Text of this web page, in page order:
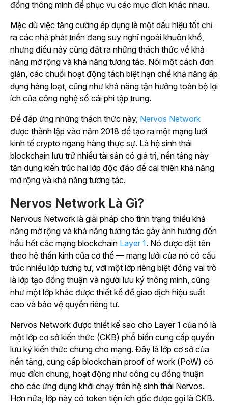
đồng thông minh để phục vụ các mục đích khác nhau.
Mặc dù việc tăng cường áp dụng là một dấu hiệu tốt chỉ
ra các nhà phát triển đang suy nghĩ ngoài khuôn khổ,
nhưng điều này cũng đặt ra những thách thức về khả
năng mở rộng và khả năng tương tác. Nói một cách đơn
giản, các chuỗi hoạt động tách biệt hạn chế khả năng áp
dụng hàng loạt, cũng như khả năng tận hưởng toàn bộ lợi
ích của công nghệ sổ cái phi tập trung.
Để đáp ứng những thách thức này, Nervos Network
được thành lập vào năm 2018 để tạo ra một mạng lưới
kinh tế crypto ngang hàng thực sự. Là hệ sinh thái
blockchain lưu trữ nhiều tài sản có giá trị, nền tảng này
tận dụng kiến trúc hai lớp độc đáo để cải thiện khả năng
mở rộng và khả năng tương tác.
Nervos Network Là Gì?
Nervous Network là giải pháp cho tình trạng thiếu khả
năng mở rộng và khả năng tương tác gây ảnh hưởng đến
hầu hết các mạng blockchain Layer 1. Nó được đặt tên
theo hệ thần kinh của cơ thể — mạng lưới của nó có cấu
trúc nhiều lớp tương tự, với một lớp riêng biệt đóng vai trò
là lớp tạo đồng thuận và người lưu ký thông minh, cũng
như một lớp khác được thiết kế để giao dịch hiệu suất
cao và bảo vệ quyền riêng tư.
Nervos Network được thiết kế sao cho Layer 1 của nó là
một lớp cơ sở kiến thức (CKB) phổ biến cung cấp quyền
lưu ký kiến thức chung cho mạng. Đây là lớp cơ sở của
nền tảng, cung cấp blockchain proof of work (PoW) có
mục đích chung, hoạt động như công cụ đồng thuận
cho các ứng dụng khởi chạy trên hệ sinh thái Nervos.
Hơn nữa, lớp này có token tiện ích gốc được gọi là CKB.